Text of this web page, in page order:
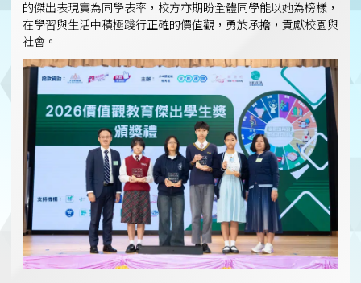
的傑出表現實為同學表率，校方亦期盼全體同學能以她為榜樣，
在學習與生活中積極踐行正確的價值觀，勇於承擔，貢獻校園與
社會。